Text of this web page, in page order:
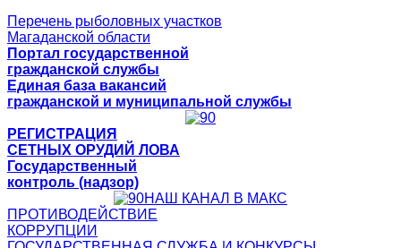
Перечень рыболовных участков
Магаданской области
Портал государственной
гражданской службы
Единая база вакансий
гражданской и муниципальной службы
РЕГИСТРАЦИЯ
СЕТНЫХ ОРУДИЙ ЛОВА
Государственный
контроль (надзор)
НАШ КАНАЛ В МАКС
ПРОТИВОДЕЙСТВИЕ
КОРРУПЦИИ